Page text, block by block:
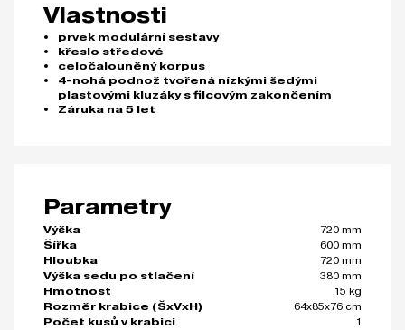
Vlastnosti
prvek modulární sestavy
křeslo středové
celočalouněný korpus
4-nohá podnož tvořená nízkými šedými
plastovými kluzáky s filcovým zakončením
Záruka na 5 let
Parametry
Výška
720 mm
Šířka
600 mm
Hloubka
720 mm
Výška sedu po stlačení
380 mm
Hmotnost
15 kg
Rozměr krabice (ŠxVxH)
64x85x76 cm
Počet kusů v krabici
1